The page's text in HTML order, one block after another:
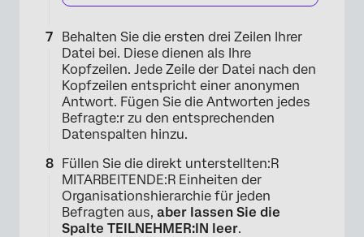
Behalten Sie die ersten drei Zeilen Ihrer
Datei bei. Diese dienen als Ihre
Kopfzeilen. Jede Zeile der Datei nach den
Kopfzeilen entspricht einer anonymen
Antwort. Fügen Sie die Antworten jedes
Befragte:r zu den entsprechenden
Datenspalten hinzu.
Füllen Sie die direkt unterstellten:R
MITARBEITENDE:R Einheiten der
Organisationshierarchie für jeden
Befragten aus, aber lassen Sie die
Spalte TEILNEHMER:IN leer.